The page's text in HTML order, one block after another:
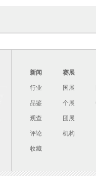
新闻
行业
品鉴
观查
评论
收藏
赛展
国展
个展
团展
机构